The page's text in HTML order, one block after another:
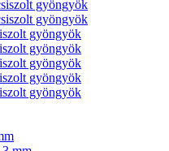
gyöngyök
gyöngyök
gyöngyök
gyöngyök
gyöngyök
gyöngyök
gyöngyök